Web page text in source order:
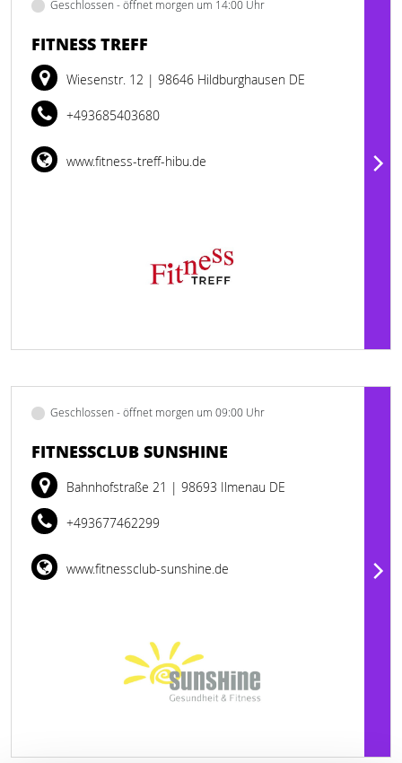
Geschlossen - öffnet morgen um 14:00 Uhr
FITNESS TREFF
Wiesenstr. 12 | 98646 Hildburghausen DE
+493685403680
www.fitness-treff-hibu.de
Geschlossen - öffnet morgen um 09:00 Uhr
FITNESSCLUB SUNSHINE
Bahnhofstraße 21 | 98693 Ilmenau DE
+493677462299
www.fitnessclub-sunshine.de